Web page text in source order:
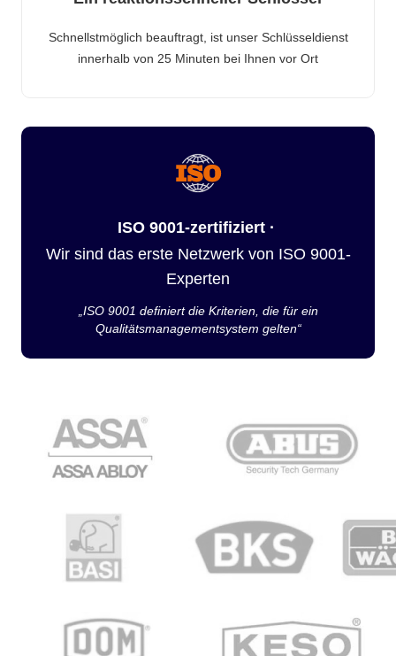
Schnellstmöglich beauftragt, ist unser Schlüsseldienst
innerhalb von 25 Minuten bei Ihnen vor Ort
ISO 9001-zertifiziert ·
Wir sind das erste Netzwerk von ISO 9001-
Experten
„ISO 9001 definiert die Kriterien, die für ein
Qualitätsmanagementsystem gelten“